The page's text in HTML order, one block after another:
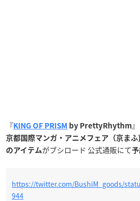
『KING OF PRISM by PrettyRhythm
京都国際マンガ・アニメフェア（京まふ)
のアイテムがブシロード 公式通販にて
https://twitter.com/BushiM_goods/
944